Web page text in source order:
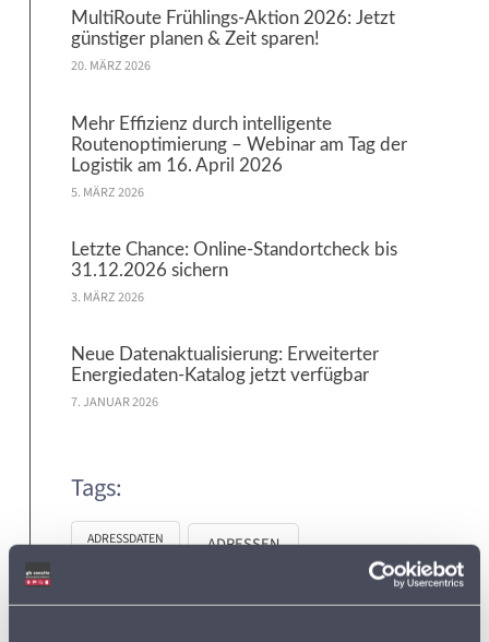
MultiRoute Frühlings-Aktion 2026: Jetzt
günstiger planen & Zeit sparen!
20. MÄRZ 2026
Mehr Effizienz durch intelligente
Routenoptimierung – Webinar am Tag der
Logistik am 16. April 2026
5. MÄRZ 2026
Letzte Chance: Online-Standortcheck bis
31.12.2026 sichern
3. MÄRZ 2026
Neue Datenaktualisierung: Erweiterter
Energiedaten-Katalog jetzt verfügbar
7. JANUAR 2026
Tags:
ADRESSDATEN ADRESSEN
ADRESSEN DER SUPERMÄRKTE IN DEUTSCHLAND